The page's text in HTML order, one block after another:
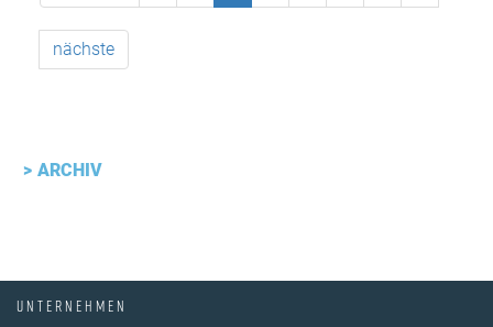
nächste
ARCHIV
UNTERNEHMEN